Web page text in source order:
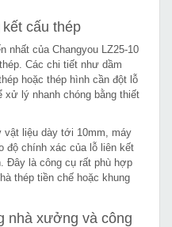
cấu thép
nhất của Changyou LZ25-10
Các chi tiết như dầm
hoặc thép hình cần đột lỗ
xử lý nhanh chóng bằng thiết
liệu dày tới 10mm, máy
độ chính xác của lỗ liên kết
Đây là công cụ rất phù hợp
thép tiền chế hoặc khung
nhà xưởng và công